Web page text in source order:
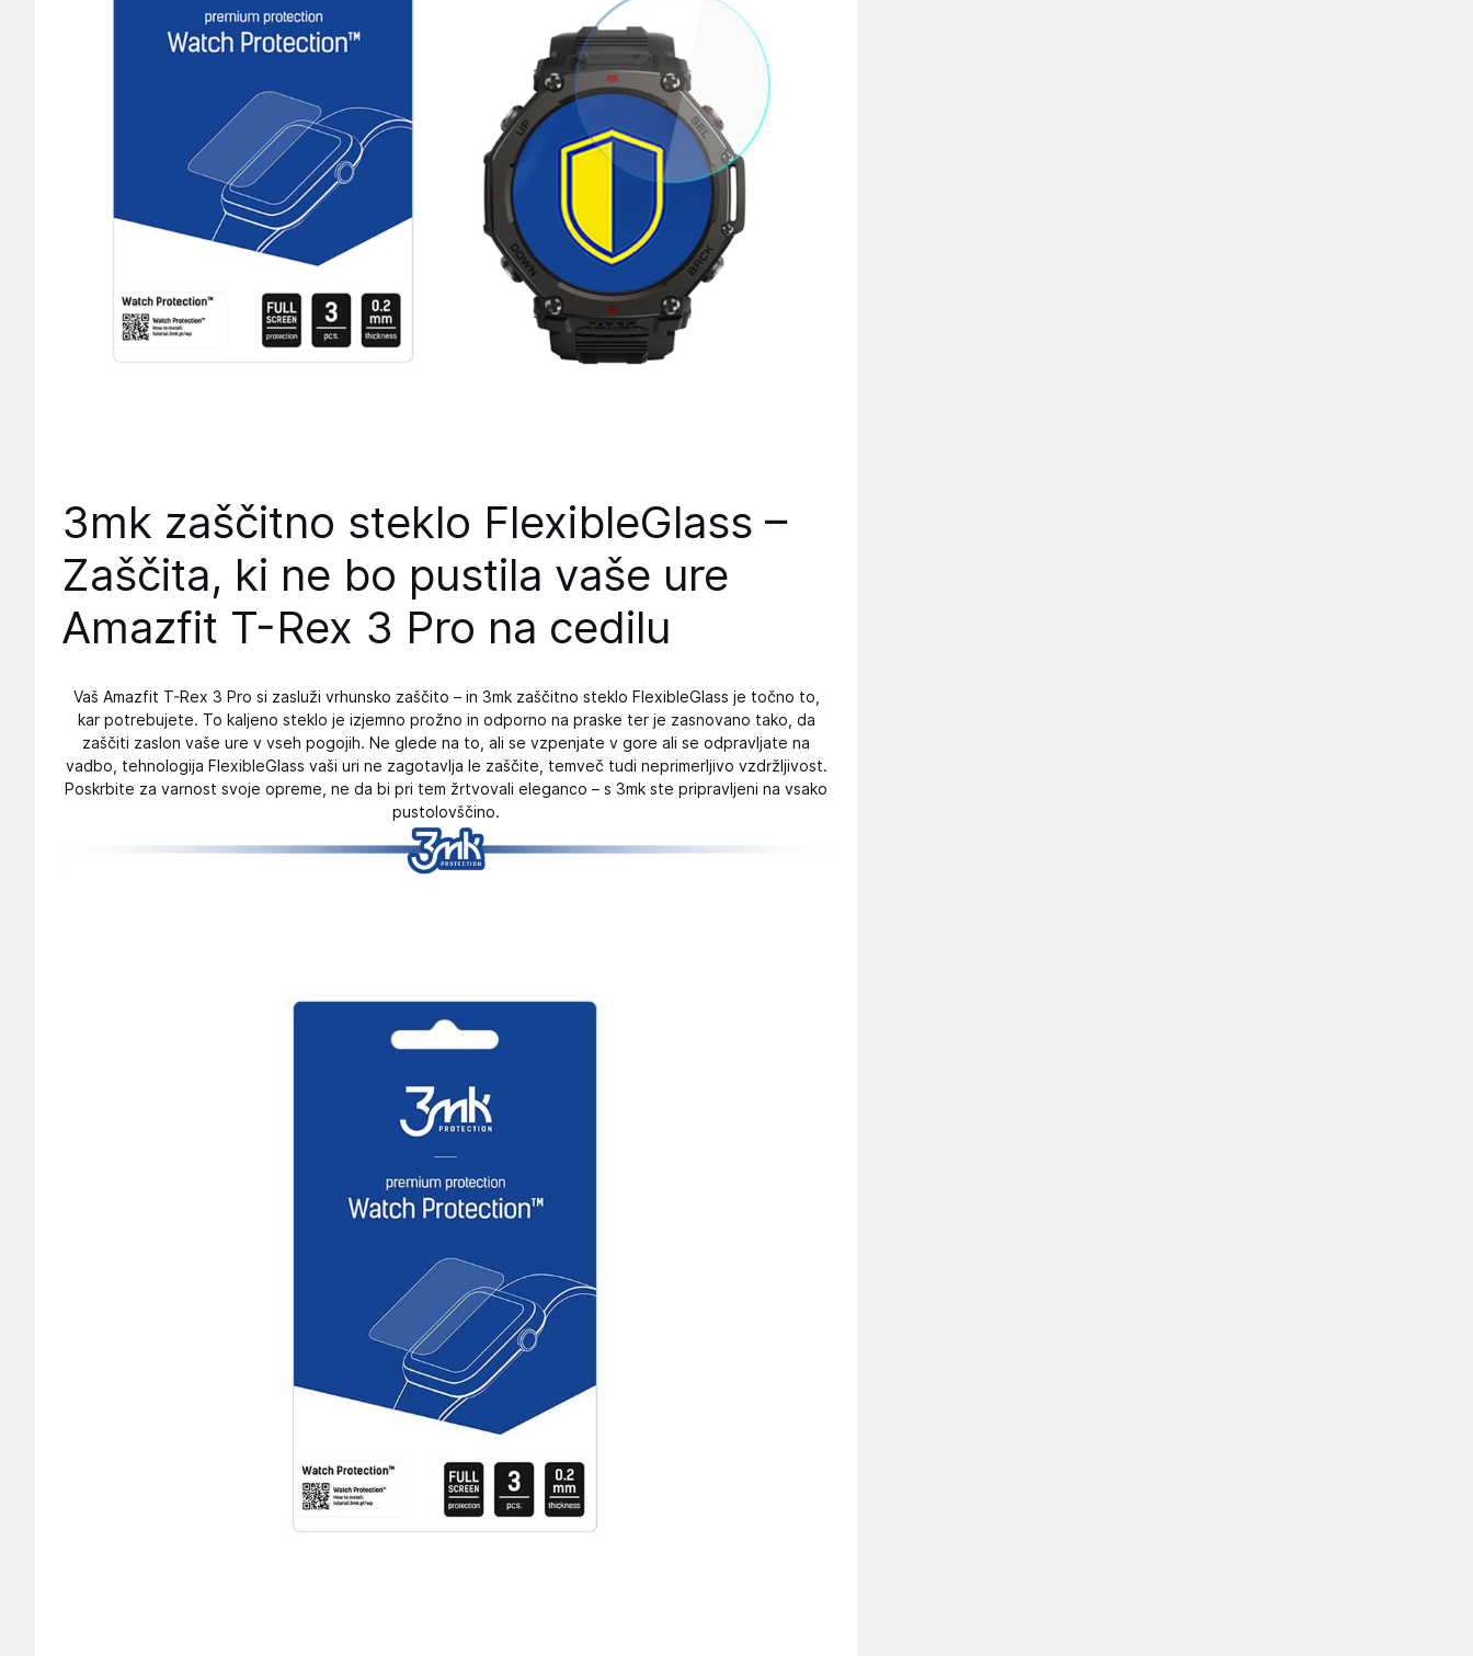
3mk zaščitno steklo FlexibleGlass –
Zaščita, ki ne bo pustila vaše ure
Amazfit T-Rex 3 Pro na cedilu
Vaš Amazfit T-Rex 3 Pro si zasluži vrhunsko zaščito – in 3mk zaščitno steklo FlexibleGlass je točno to,
kar potrebujete. To kaljeno steklo je izjemno prožno in odporno na praske ter je zasnovano tako, da
zaščiti zaslon vaše ure v vseh pogojih. Ne glede na to, ali se vzpenjate v gore ali se odpravljate na
vadbo, tehnologija FlexibleGlass vaši uri ne zagotavlja le zaščite, temveč tudi neprimerljivo vzdržljivost.
Poskrbite za varnost svoje opreme, ne da bi pri tem žrtvovali eleganco – s 3mk ste pripravljeni na vsako
pustolovščino.